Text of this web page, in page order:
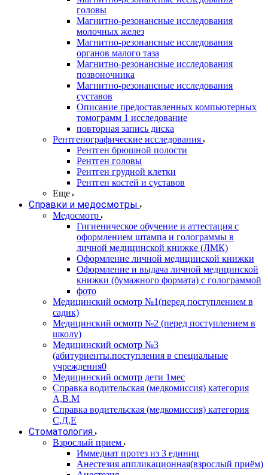
головы
Магнитно-резонансные исследования
молочных желез
Магнитно-резонансные исследования
органов малого таза
Магнитно-резонансные исследования
позвоночника
Магнитно-резонансные исследования
суставов
Описание предоставленных компьютерных
томограмм 1 исследование
повторная запись диска
Рентгенографические исследования
Рентген брюшной полости
Рентген головы
Рентген грудной клетки
Рентген костей и суставов
Еще
Справки и медосмотры
Медосмотр
Гигиеническое обучение и аттестация с
оформлением штампа и голограммы в
личной медицинской книжке (ЛМК)
Оформление личной медицинской книжки
Оформление и выдача личной медицинской
книжки (бумажного формата) с голограммой
фото
Медицинский осмотр №1(перед поступлением в
садик)
Медицинский осмотр №2 (перед поступлением в
школу)
Медицинский осмотр №3
(абитуриенты.поступления в специальные
учреждения0
Медицинский осмотр дети 1мес
Справка водительская (медкомиссия) категория
А,В.М
Справка водительская (медкомиссия) категория
С,Д,Е
Стоматология
Взрослый прием
Иммедиат протез из 3 единиц
Анестезия аппликационная(взрослый приём)